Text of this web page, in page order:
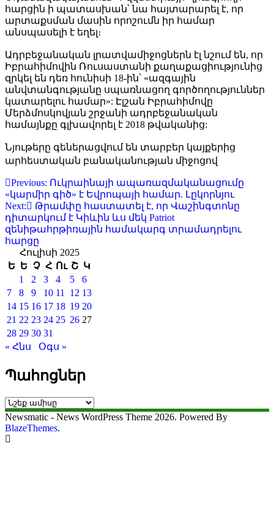
հարցին ի պատասխան՝ նա հայտարարել է, որ
արտաքսման մասին որոշումն իր համար
անսպասելի է եղել։
Ադրբեջանական լրատվամիջոցներն էլ նշում են, որ
Իբրահիմովին Ռուսաստանի քաղաքացիությունից
զրկել են դեռ հունիսի 18-ին՝ «ազգային
անվտանգությանը սպառնացող գործողություններ
կատարելու համար»: Էլշան Իբրահիմովը
Մերձմոսկովյան շրջանի ադրբեջանական
համայնքը գլխավորել է 2018 թվականից:
Նյութերը գեներացվում են տարբեր կայքերից
արհեստական բանականության միջոցով
Գրառումների
նավարկումը
Previous: Ուկրաինայի ապառազմականացումը
«կարմիր գիծ» է Եվրոպայի համար. Լըկորնյու
Next:
Թրամփը հաստատել է, որ Վաշինգտոնը
դիտարկում է Կիևին ևս մեկ Patriot
զենիթահրթիռային համակարգ տրամադրելու
հարցը
Հուլիսի 2025
Ե Ե Չ Հ Ու Շ Կ
1
2 3 4 5
6
7
8 9 10 11 12 13
14 15 16 17 18 19 20
21 22 23 24 25 26 27
28 29 30 31
« Հնս
Օգս »
Պահոցներ
Պահոցներ
Newsmatic - News WordPress Theme 2026. Powered By
BlazeThemes.